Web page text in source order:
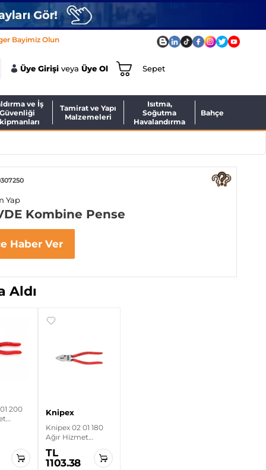
Bayimiz Olun
Üye Girişi veyaÜye Ol Sepet
ve İş
Güvenliği
Tamirat ve Yapı
Malzemeleri
Isıtma,
Soğutma
Havalandırma
Bahçe
Yap
Kombine Pense
Haber Ver
Aldı
200
Knipex
Knipex 02 01 180
Ağır Hizmet
Kombine Pense
TL
1103.38